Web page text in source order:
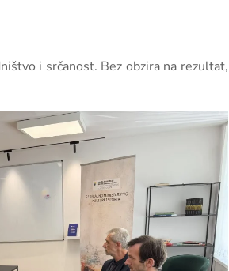
i srčanost. Bez obzira na rezultat,